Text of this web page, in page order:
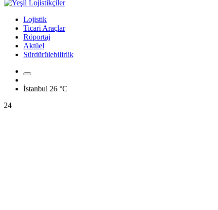
Lojistik
Ticari Araçlar
Röportaj
Aktüel
Sürdürülebilirlik
İstanbul 26 °C
24